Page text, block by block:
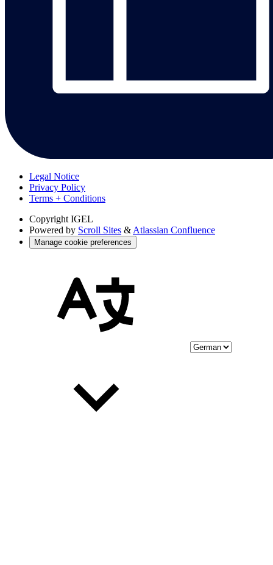
Legal Notice
Privacy Policy
Terms + Conditions
Copyright IGEL
Powered by Scroll Sites & Atlassian Confluence
Manage cookie preferences